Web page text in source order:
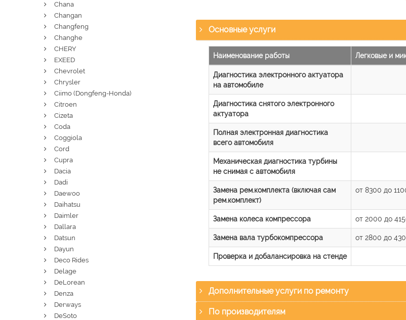
Основные услуги
Наименование работы Легковые и
Диагностика электронного актуатора
на автомобиле
Диагностика снятого электронного
актуатора
Полная электронная диагностика
всего автомобиля
Механическая диагностика турбины
не снимая с автомобиля
Замена рем.комплекта (включая сам
рем.комплект)
от 8300 до
Замена колеса компрессора от 2000 до
Замена вала турбокомпрессора от 2800 до
Проверка и добалансировка на стенде
Дополнительные услуги по ремонту
По производителям
Chana
Changan
Changfeng
Changhe
CHERY
EXEED
Chevrolet
Chrysler
Ciimo (Dongfeng-Honda)
Citroen
Cizeta
Coda
Coggiola
Cord
Cupra
Dacia
Dadi
Daewoo
Daihatsu
Daimler
Dallara
Datsun
Dayun
Deco Rides
Delage
DeLorean
Denza
Derways
DeSoto